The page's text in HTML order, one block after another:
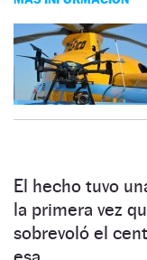
El hecho tuvo
la primera vez
sobrevoló el